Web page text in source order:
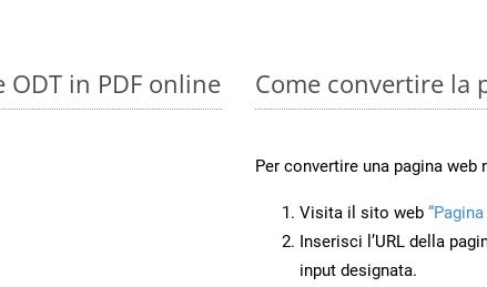
in PDF online Come convertire la
Per convertire una pagina
Visita il sito web
Inserisci l’URL della
input designata.